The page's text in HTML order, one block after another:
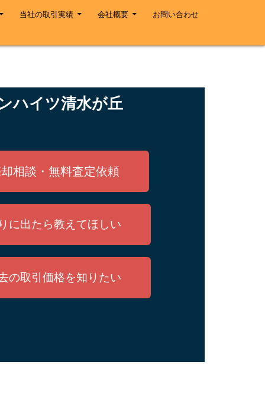
当社の取引実績 会社概要 お問い合わせ
ハイツ清水が丘
相談・無料査定依頼
に出たら教えてほしい
の取引価格を知りたい